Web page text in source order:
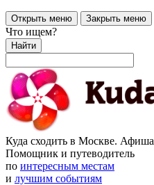
Открыть меню Закрыть меню
Что ищем?
Найти
Куда сходить в Москве. Афиша
Помощник и путеводитель
по интересным местам
и лучшим событиям